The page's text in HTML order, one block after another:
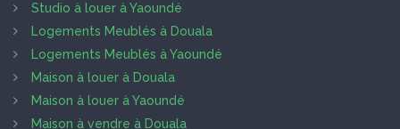
Studio à louer à Yaoundé
Logements Meublés à Douala
Logements Meublés à Yaoundé
Maison à louer à Douala
Maison à louer à Yaoundé
Maison à vendre à Douala